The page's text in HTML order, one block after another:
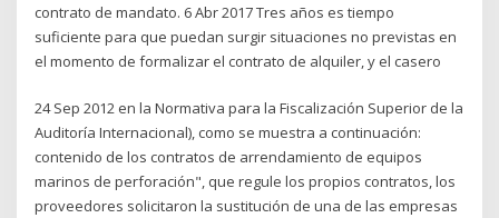
contrato de mandato. 6 Abr 2017 Tres años es tiempo
suficiente para que puedan surgir situaciones no previstas en
el momento de formalizar el contrato de alquiler, y el casero
24 Sep 2012 en la Normativa para la Fiscalización Superior de la
Auditoría Internacional), como se muestra a continuación:
contenido de los contratos de arrendamiento de equipos
marinos de perforación", que regule los propios contratos, los
proveedores solicitaron la sustitución de una de las empresas